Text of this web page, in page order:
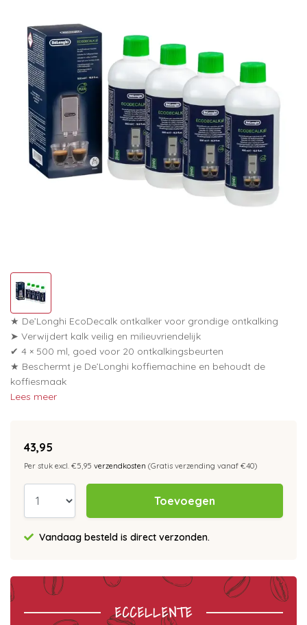
★ De’Longhi EcoDecalk ontkalker voor grondige ontkalking
➤ Verwijdert kalk veilig en milieuvriendelijk
✔ 4 × 500 ml, goed voor 20 ontkalkingsbeurten
★ Beschermt je De’Longhi koffiemachine en behoudt de
koffiesmaak
Lees meer
43,95
Per stuk excl. €5,95 verzendkosten (Gratis verzending vanaf €40)
Toevoegen
Vandaag besteld is direct verzonden.
ECCELLENTE